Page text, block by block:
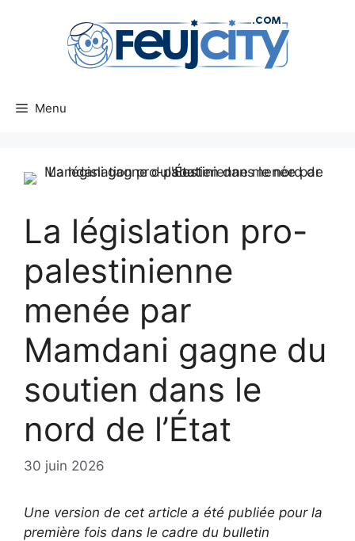
Menu
La législation pro-
palestinienne
menée par
Mamdani gagne du
soutien dans le
nord de l’État
30 juin 2026
Une version de cet article a été publiée pour la
première fois dans le cadre du bulletin